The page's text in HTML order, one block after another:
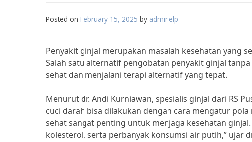
Posted on February 15, 2025 by adminelp
Penyakit ginjal merupakan masalah kesehatan yang
Salah satu alternatif pengobatan penyakit ginjal
sehat dan menjalani terapi alternatif yang tepat.
Menurut dr. Andi Kurniawan, spesialis ginjal dari RS
cuci darah bisa dilakukan dengan cara mengatur
sehat sangat penting untuk menjaga kesehatan
kolesterol, serta perbanyak konsumsi air putih,” ujar